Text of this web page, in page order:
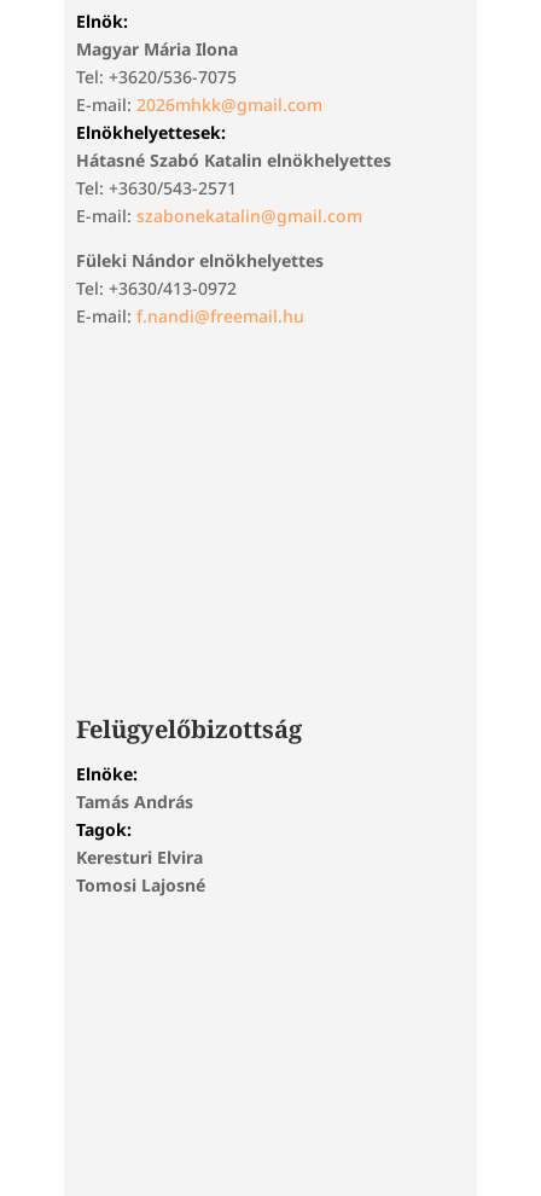
Elnök:
Magyar Mária Ilona
Tel: +3620/536-7075
E-mail: 2026mhkk@gmail.com
Elnökhelyettesek:
Hátasné Szabó Katalin elnökhelyettes
Tel: +3630/543-2571
E-mail: szabonekatalin@gmail.com
Füleki Nándor elnökhelyettes
Tel: +3630/413-0972
E-mail: f.nandi@freemail.hu
Felügyelőbizottság
Elnöke:
Tamás András
Tagok:
Keresturi Elvira
Tomosi Lajosné